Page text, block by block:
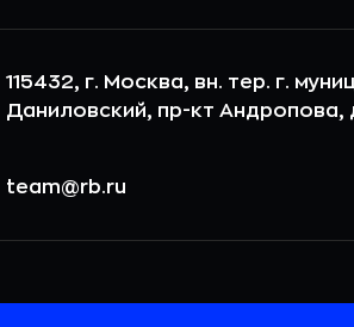
115432, г. Москва, вн. тер. г.
Даниловский, пр-кт Андропова,
team@rb.ru